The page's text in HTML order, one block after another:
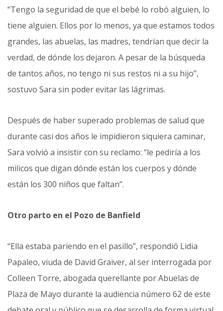
“Tengo la seguridad de que el bebé lo robó alguien, lo
tiene alguien. Ellos por lo menos, ya que estamos todos
grandes, las abuelas, las madres, tendrían que decir la
verdad, de dónde los dejaron. A pesar de la búsqueda
de tantos años, no tengo ni sus restos ni a su hijo”,
sostuvo Sara sin poder evitar las lágrimas.
Después de haber superado problemas de salud que
durante casi dos años le impidieron siquiera caminar,
Sara volvió a insistir con su reclamo: “le pediría a los
milicos que digan dónde están los cuerpos y dónde
están los 300 niños que faltan”.
Otro parto en el Pozo de Banfield
“Ella estaba pariendo en el pasillo”, respondió Lidia
Papaleo, viuda de David Graiver, al ser interrogada por
Colleen Torre, abogada querellante por Abuelas de
Plaza de Mayo durante la audiencia número 62 de este